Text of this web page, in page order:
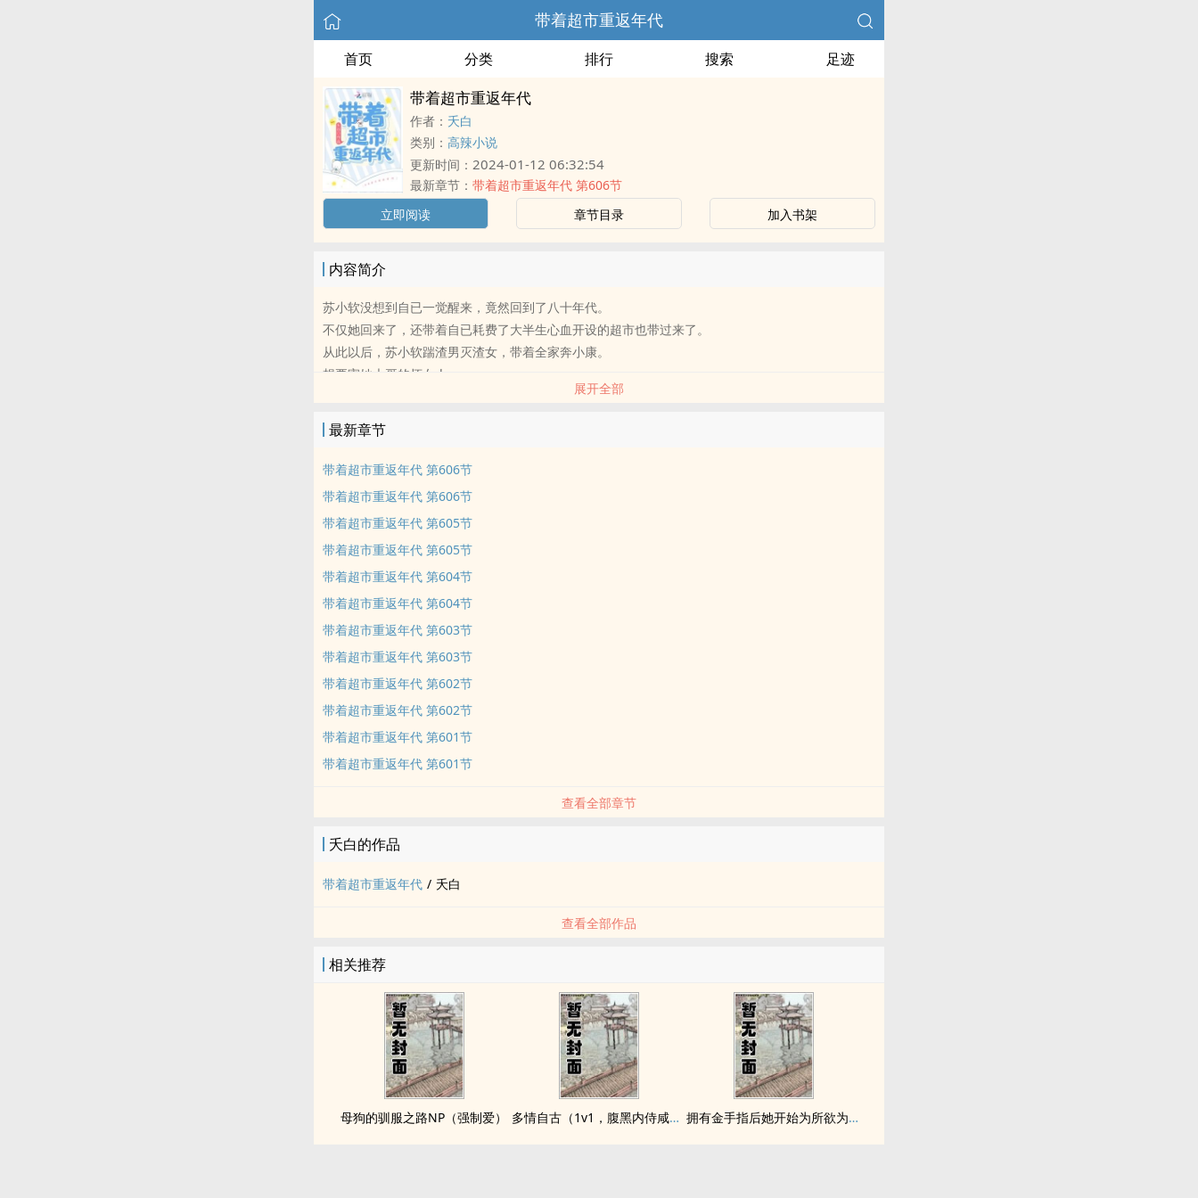
带着超市重返年代
首页 分类 排行 搜索 足迹
带着超市重返年代
作者： 夭白
类别： 高辣小说
更新时间： 2024-01-12 06:32:54
最新章节： 带着超市重返年代 第606节
立即阅读
章节目录 加入书架
内容简介
苏小软没想到自已一觉醒来，竟然回到了八十年代。
不仅她回来了，还带着自已耗费了大半生心血开设的超市也带过来了。
从此以后，苏小软踹渣男灭渣女，带着全家奔小康。
想要害她大哥的坏女人，
展开全部
最新章节
带着超市重返年代 第606节
带着超市重返年代 第606节
带着超市重返年代 第605节
带着超市重返年代 第605节
带着超市重返年代 第604节
带着超市重返年代 第604节
带着超市重返年代 第603节
带着超市重返年代 第603节
带着超市重返年代 第602节
带着超市重返年代 第602节
带着超市重返年代 第601节
带着超市重返年代 第601节
查看全部章节
夭白的作品
带着超市重返年代 / 夭白
查看全部作品
相关推荐
母狗的驯服之路NP（强制爱） 多情自古（1v1，腹黑内侍咸鱼皇后） 拥有金手指后她开始为所欲为（nph）